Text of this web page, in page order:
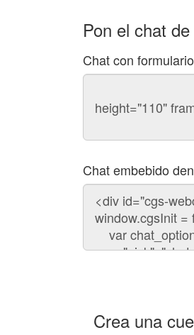
Pon el chat
Chat con
Código
chat
Chat embebido
Código
para
embeber
chat
Crea una